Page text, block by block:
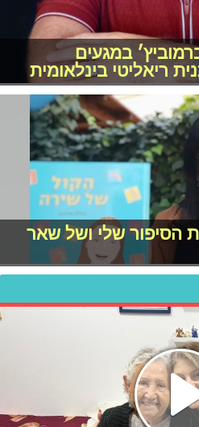
במגעים
ריאליטי בינלאומית
הסיפור שלי ושל שאר